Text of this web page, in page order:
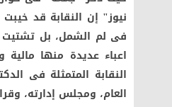
نيوز" إن النقابة قد
فى لم الشمل، بل تشتيت
اعباء عديدة منها
النقابة المتمثلة فى
العام، ومجلس إدارته،